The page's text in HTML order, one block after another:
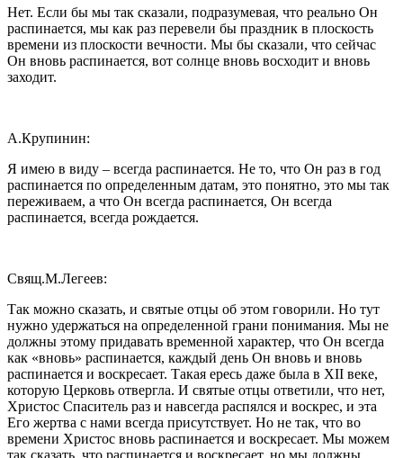
Нет. Если бы мы так сказали, подразумевая, что реально Он
распинается, мы как раз перевели бы праздник в плоскость
времени из плоскости вечности. Мы бы сказали, что сейчас
Он вновь распинается, вот солнце вновь восходит и вновь
заходит.
А.Крупинин:
Я имею в виду – всегда распинается. Не то, что Он раз в год
распинается по определенным датам, это понятно, это мы так
переживаем, а что Он всегда распинается, Он всегда
распинается, всегда рождается.
Свящ.М.Легеев:
Так можно сказать, и святые отцы об этом говорили. Но тут
нужно удержаться на определенной грани понимания. Мы не
должны этому придавать временной характер, что Он всегда
как «вновь» распинается, каждый день Он вновь и вновь
распинается и воскресает. Такая ересь даже была в XII веке,
которую Церковь отвергла. И святые отцы ответили, что нет,
Христос Спаситель раз и навсегда распялся и воскрес, и эта
Его жертва с нами всегда присутствует. Но не так, что во
времени Христос вновь распинается и воскресает. Мы можем
так сказать, что распинается и воскресает, но мы должны